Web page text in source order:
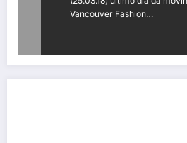
Vancouver Fashion…